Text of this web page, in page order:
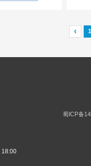
‹ 1
蜀ICP备
18:00